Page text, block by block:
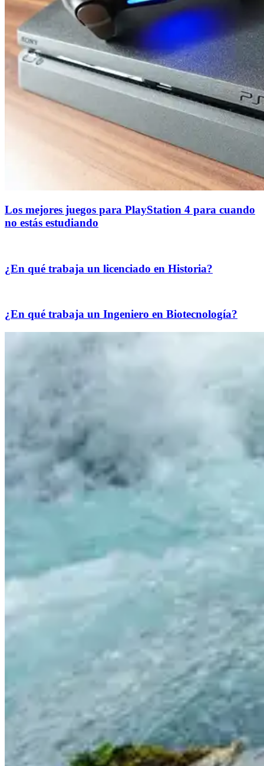
Los mejores juegos para PlayStation 4 para cuando
no estás estudiando
¿En qué trabaja un licenciado en Historia?
¿En qué trabaja un Ingeniero en Biotecnología?